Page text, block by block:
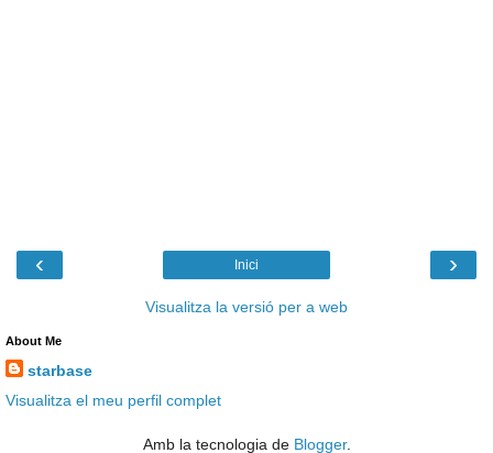
‹ ›
Inici
Visualitza la versió per a web
About Me
starbase
Visualitza el meu perfil complet
Amb la tecnologia de Blogger.